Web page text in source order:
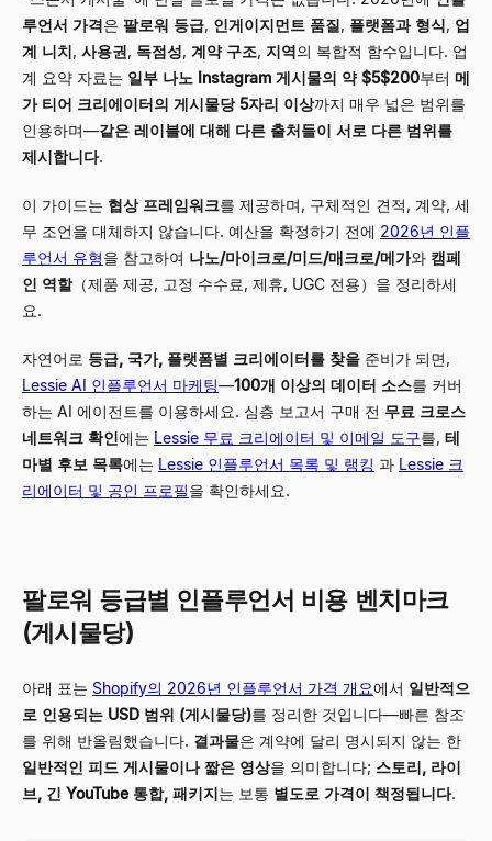
루언서 가격은 팔로워 등급, 인게이지먼트 품질, 플랫폼과 형식, 업
계 니치, 사용권, 독점성, 계약 구조, 지역의 복합적 함수입니다. 업
계 요약 자료는 일부 나노 Instagram 게시물의 약 $5$200부터 메
가 티어 크리에이터의 게시물당 5자리 이상까지 매우 넓은 범위를
인용하며—같은 레이블에 대해 다른 출처들이 서로 다른 범위를
제시합니다.
이 가이드는 협상 프레임워크를 제공하며, 구체적인 견적, 계약, 세
무 조언을 대체하지 않습니다. 예산을 확정하기 전에 2026년 인플
루언서 유형을 참고하여 나노/마이크로/미드/매크로/메가와 캠페
인 역할（제품 제공, 고정 수수료, 제휴, UGC 전용）을 정리하세
요.
자연어로 등급, 국가, 플랫폼별 크리에이터를 찾을 준비가 되면,
Lessie AI 인플루언서 마케팅—100개 이상의 데이터 소스를 커버
하는 AI 에이전트를 이용하세요. 심층 보고서 구매 전 무료 크로스
네트워크 확인에는 Lessie 무료 크리에이터 및 이메일 도구를, 테
마별 후보 목록에는 Lessie 인플루언서 목록 및 랭킹 과 Lessie 크
리에이터 및 공인 프로필을 확인하세요.
팔로워 등급별 인플루언서 비용 벤치마크
(게시물당)
아래 표는 Shopify의 2026년 인플루언서 가격 개요에서 일반적으
로 인용되는 USD 범위 (게시물당)를 정리한 것입니다—빠른 참조
를 위해 반올림했습니다. 결과물은 계약에 달리 명시되지 않는 한
일반적인 피드 게시물이나 짧은 영상을 의미합니다; 스토리, 라이
브, 긴 YouTube 통합, 패키지는 보통 별도로 가격이 책정됩니다.